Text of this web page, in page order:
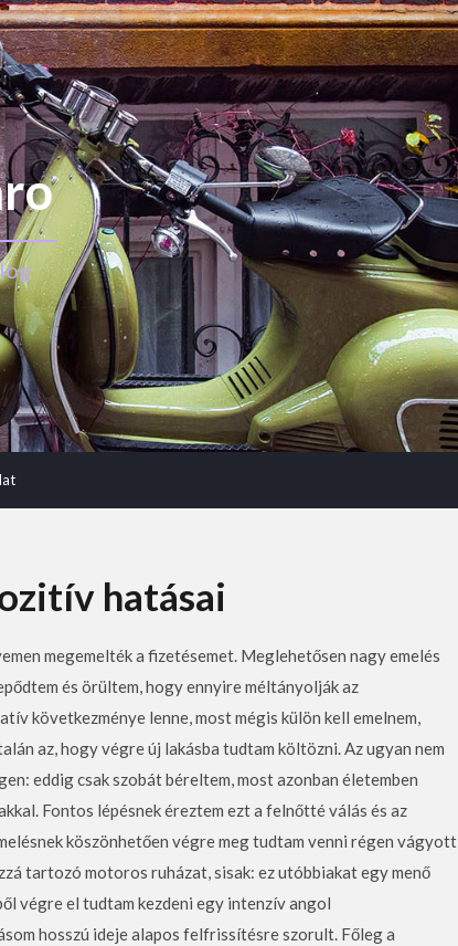
hatásai
megemelték a fizetésemet. Meglehetősen nagy emelés
és örültem, hogy ennyire méltányolják az
következménye lenne, most mégis külön kell emelnem,
az, hogy végre új lakásba tudtam költözni. Az ugyan nem
eddig csak szobát béreltem, most azonban életemben
Fontos lépésnek éreztem ezt a felnőtté válás és az
köszönhetően végre meg tudtam venni régen vágyott
tartozó motoros ruházat, sisak: ez utóbbiakat egy menő
végre el tudtam kezdeni egy intenzív angol
hosszú ideje alapos felfrissítésre szorult. Főleg a